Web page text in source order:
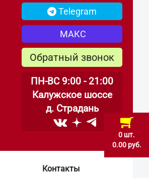
0 шт.
0.00 руб.
Telegram
МАКС
Обратный звонок
ПН-ВС 9:00 - 21:00
Калужское шоссе
д. Страдань
Контакты